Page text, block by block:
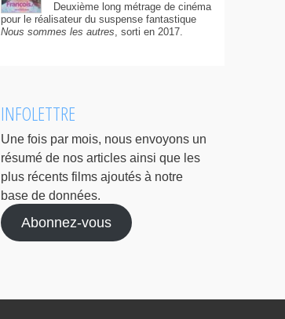
Deuxième long métrage de cinéma
pour le réalisateur du suspense fantastique
Nous sommes les autres, sorti en 2017.
INFOLETTRE
Une fois par mois, nous envoyons un
résumé de nos articles ainsi que les
plus récents films ajoutés à notre
base de données.
Abonnez-vous